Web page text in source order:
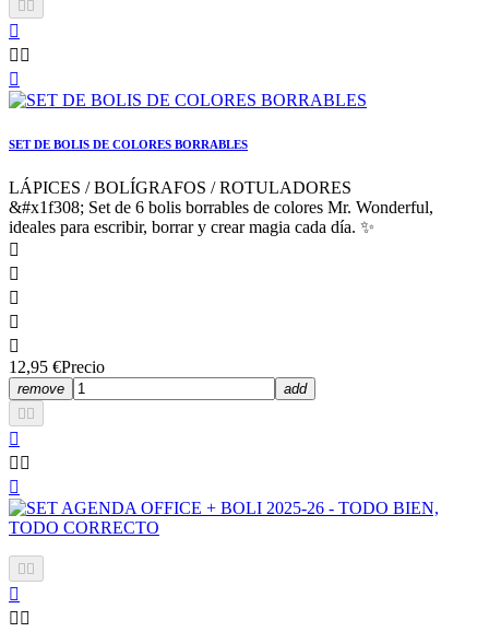
 

 

SET DE BOLIS DE COLORES BORRABLES
LÁPICES / BOLÍGRAFOS / ROTULADORES
&#x1f308; Set de 6 bolis borrables de colores Mr. Wonderful,
ideales para escribir, borrar y crear magia cada día. ✨





12,95 €Precio
remove
add
 

 

 

 